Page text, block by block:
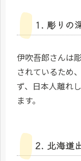
1. 彫りの
伊吹吾郎さんは
されているため
ず、日本人離れ
ます。
2. 北海道